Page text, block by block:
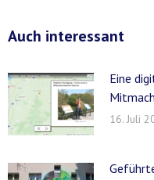
Auch interessant
Eine
16. Juli